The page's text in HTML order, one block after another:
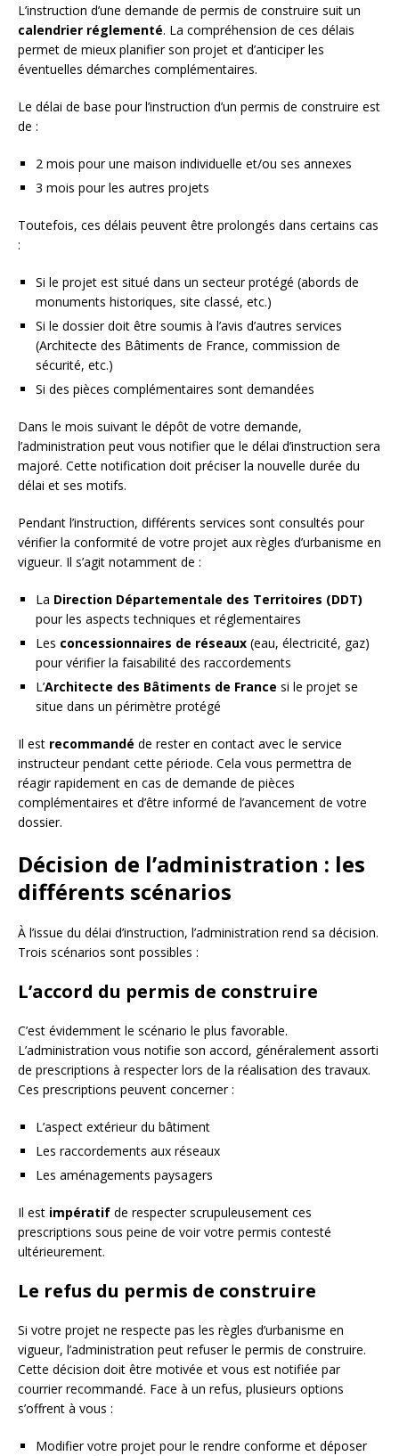
L’instruction d’une demande de permis de construire suit un
calendrier réglementé. La compréhension de ces délais
permet de mieux planifier son projet et d’anticiper les
éventuelles démarches complémentaires.
Le délai de base pour l’instruction d’un permis de construire est
de :
2 mois pour une maison individuelle et/ou ses annexes
3 mois pour les autres projets
Toutefois, ces délais peuvent être prolongés dans certains cas
:
Si le projet est situé dans un secteur protégé (abords de
monuments historiques, site classé, etc.)
Si le dossier doit être soumis à l’avis d’autres services
(Architecte des Bâtiments de France, commission de
sécurité, etc.)
Si des pièces complémentaires sont demandées
Dans le mois suivant le dépôt de votre demande,
l’administration peut vous notifier que le délai d’instruction sera
majoré. Cette notification doit préciser la nouvelle durée du
délai et ses motifs.
Pendant l’instruction, différents services sont consultés pour
vérifier la conformité de votre projet aux règles d’urbanisme en
vigueur. Il s’agit notamment de :
La Direction Départementale des Territoires (DDT)
pour les aspects techniques et réglementaires
Les concessionnaires de réseaux (eau, électricité, gaz)
pour vérifier la faisabilité des raccordements
L’Architecte des Bâtiments de France si le projet se
situe dans un périmètre protégé
Il est recommandé de rester en contact avec le service
instructeur pendant cette période. Cela vous permettra de
réagir rapidement en cas de demande de pièces
complémentaires et d’être informé de l’avancement de votre
dossier.
Décision de l’administration : les
différents scénarios
À l’issue du délai d’instruction, l’administration rend sa décision.
Trois scénarios sont possibles :
L’accord du permis de construire
C’est évidemment le scénario le plus favorable.
L’administration vous notifie son accord, généralement assorti
de prescriptions à respecter lors de la réalisation des travaux.
Ces prescriptions peuvent concerner :
L’aspect extérieur du bâtiment
Les raccordements aux réseaux
Les aménagements paysagers
Il est impératif de respecter scrupuleusement ces
prescriptions sous peine de voir votre permis contesté
ultérieurement.
Le refus du permis de construire
Si votre projet ne respecte pas les règles d’urbanisme en
vigueur, l’administration peut refuser le permis de construire.
Cette décision doit être motivée et vous est notifiée par
courrier recommandé. Face à un refus, plusieurs options
s’offrent à vous :
Modifier votre projet pour le rendre conforme et déposer